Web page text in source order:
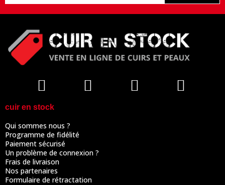
cuir en stock
Qui sommes nous ?
Programme de fidélité
Paiement sécurisé
Un problème de connexion ?
Frais de livraison
Nos partenaires
Formulaire de rétractation